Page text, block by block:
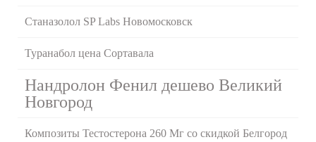
Станазолол SP Labs Новомосковск
Туранабол цена Сортавала
Нандролон Фенил дешево Великий
Новгород
Композиты Тестостерона 260 Мг со скидкой Белгород